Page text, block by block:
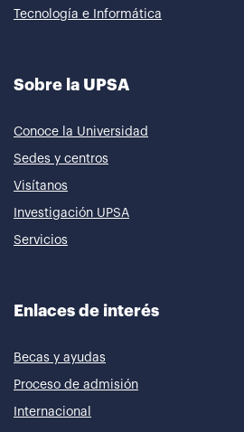
Tecnología e Informática
Sobre la UPSA
Conoce la Universidad
Sedes y centros
Visítanos
Investigación UPSA
Servicios
Enlaces de interés
Becas y ayudas
Proceso de admisión
Internacional